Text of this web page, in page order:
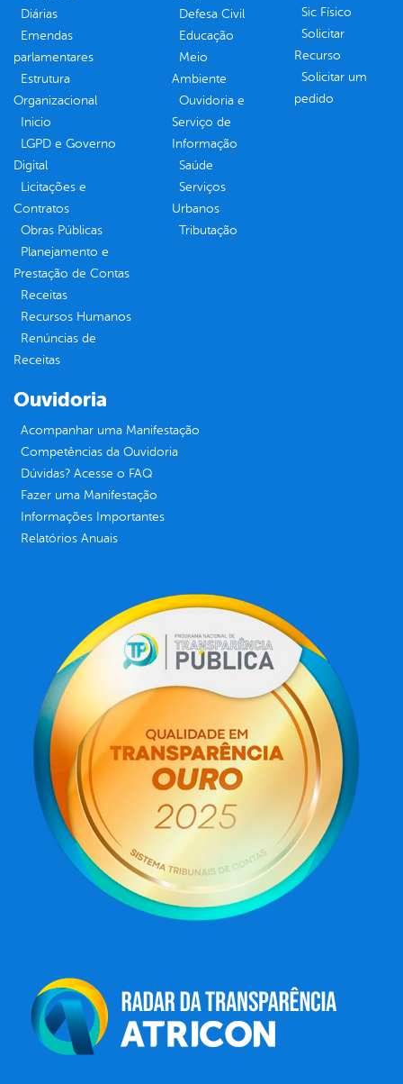
Diárias
Emendas
parlamentares
Estrutura
Organizacional
Inicio
LGPD e Governo
Digital
Licitações e
Contratos
Obras Públicas
Planejamento e
Prestação de Contas
Receitas
Recursos Humanos
Renúncias de
Receitas
Defesa Civil
Educação
Meio
Ambiente
Ouvidoria e
Serviço de
Informação
Saúde
Serviços
Urbanos
Tributação
Sic Físico
Solicitar
Recurso
Solicitar um
pedido
Ouvidoria
Acompanhar uma Manifestação
Competências da Ouvidoria
Dúvidas? Acesse o FAQ
Fazer uma Manifestação
Informações Importantes
Relatórios Anuais